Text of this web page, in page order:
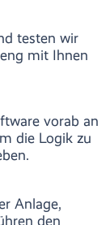
testen wir
mit Ihnen
vorab an
die Logik zu
Anlage,
den